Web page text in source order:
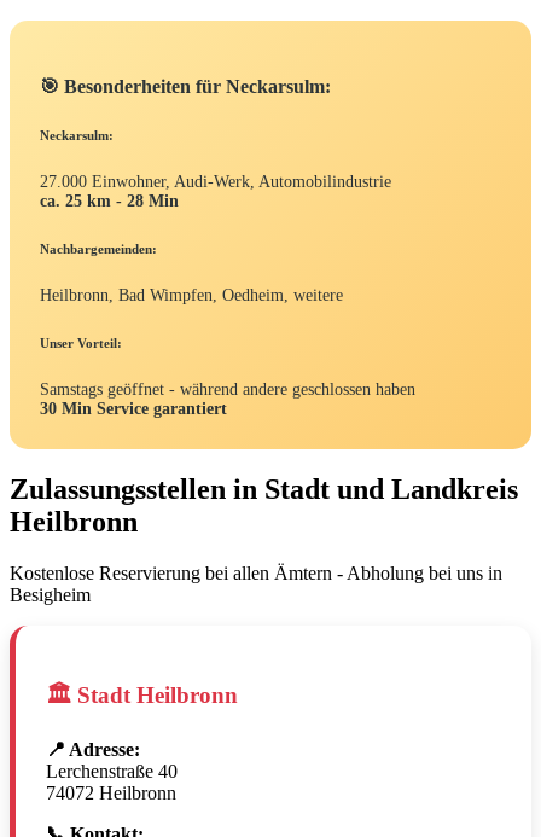
🎯 Besonderheiten für Neckarsulm:
Neckarsulm:
27.000 Einwohner, Audi-Werk, Automobilindustrie
ca. 25 km - 28 Min
Nachbargemeinden:
Heilbronn, Bad Wimpfen, Oedheim, weitere
Unser Vorteil:
Samstags geöffnet - während andere geschlossen haben
30 Min Service garantiert
Zulassungsstellen in Stadt und Landkreis
Heilbronn
Kostenlose Reservierung bei allen Ämtern - Abholung bei uns in
Besigheim
🏛️ Stadt Heilbronn
📍 Adresse:
Lerchenstraße 40
74072 Heilbronn